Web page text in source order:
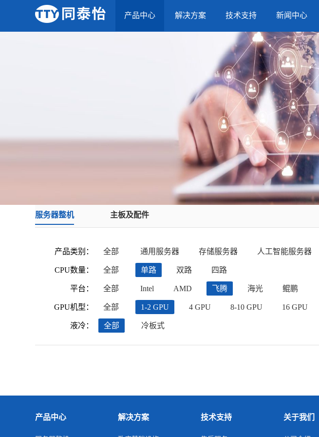
产品中心 解决方案 技术支持 新闻中心
服务器整机 主板及配件
产品类别：
CPU数量：
平台：
GPU机型：
液冷：
全部 通用服务器 存储服务器 人工智能服务器
全部 单路 双路 四路
全部 Intel AMD 飞腾 海光 鲲鹏
全部 1-2 GPU 4 GPU 8-10 GPU 16 GPU
全部 冷板式
产品中心 解决方案 技术支持 关于我们